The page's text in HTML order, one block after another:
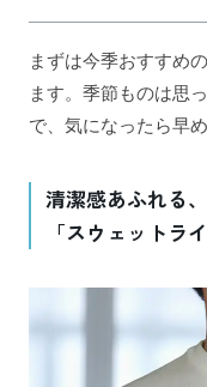
まずは今季おすすめ
ます。季節ものは思
で、気になったら早
清潔感あふれる
「スウェットラ